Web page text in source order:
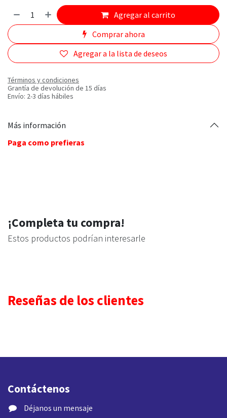
Agregar al carrito
Comprar ahora
Agregar a la lista de deseos
Términos y condiciones
Grantía de devolución de 15 días
Envío: 2-3 días hábiles
Más información
Paga como prefieras
¡Completa tu compra!
Estos productos podrían interesarle
Reseñas de los clientes
Contáctenos
​ Déjanos un mensaje